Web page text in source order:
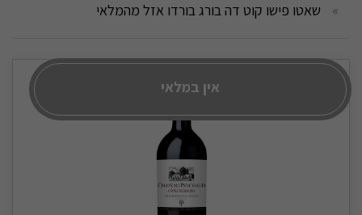
שאטו פישו קוט דה בורג בורדו אזל מהמלאי
אין במלאי